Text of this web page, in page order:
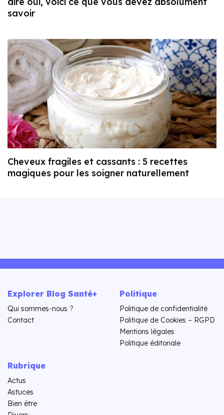
savoir
Cheveux fragiles et cassants : 5 recettes
magiques pour les soigner naturellement
Explorer Blog Santé+
Qui sommes-nous ?
Contact
Politique
Politique de confidentialité
Politique de Cookies – RGPD
Mentions légales
Politique éditoriale
Rubrique
Actus
Astuces
Bien être